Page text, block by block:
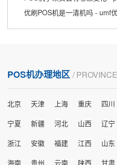
优刷POS机是一清机吗 - umf
POS机办理地区 / PROVINCE
北京 天津 上海 重庆 四川
宁夏
新疆 河北 山西 辽宁
浙江
安徽 福建 江西 山东
海南
贵州 云南 陕西 甘肃